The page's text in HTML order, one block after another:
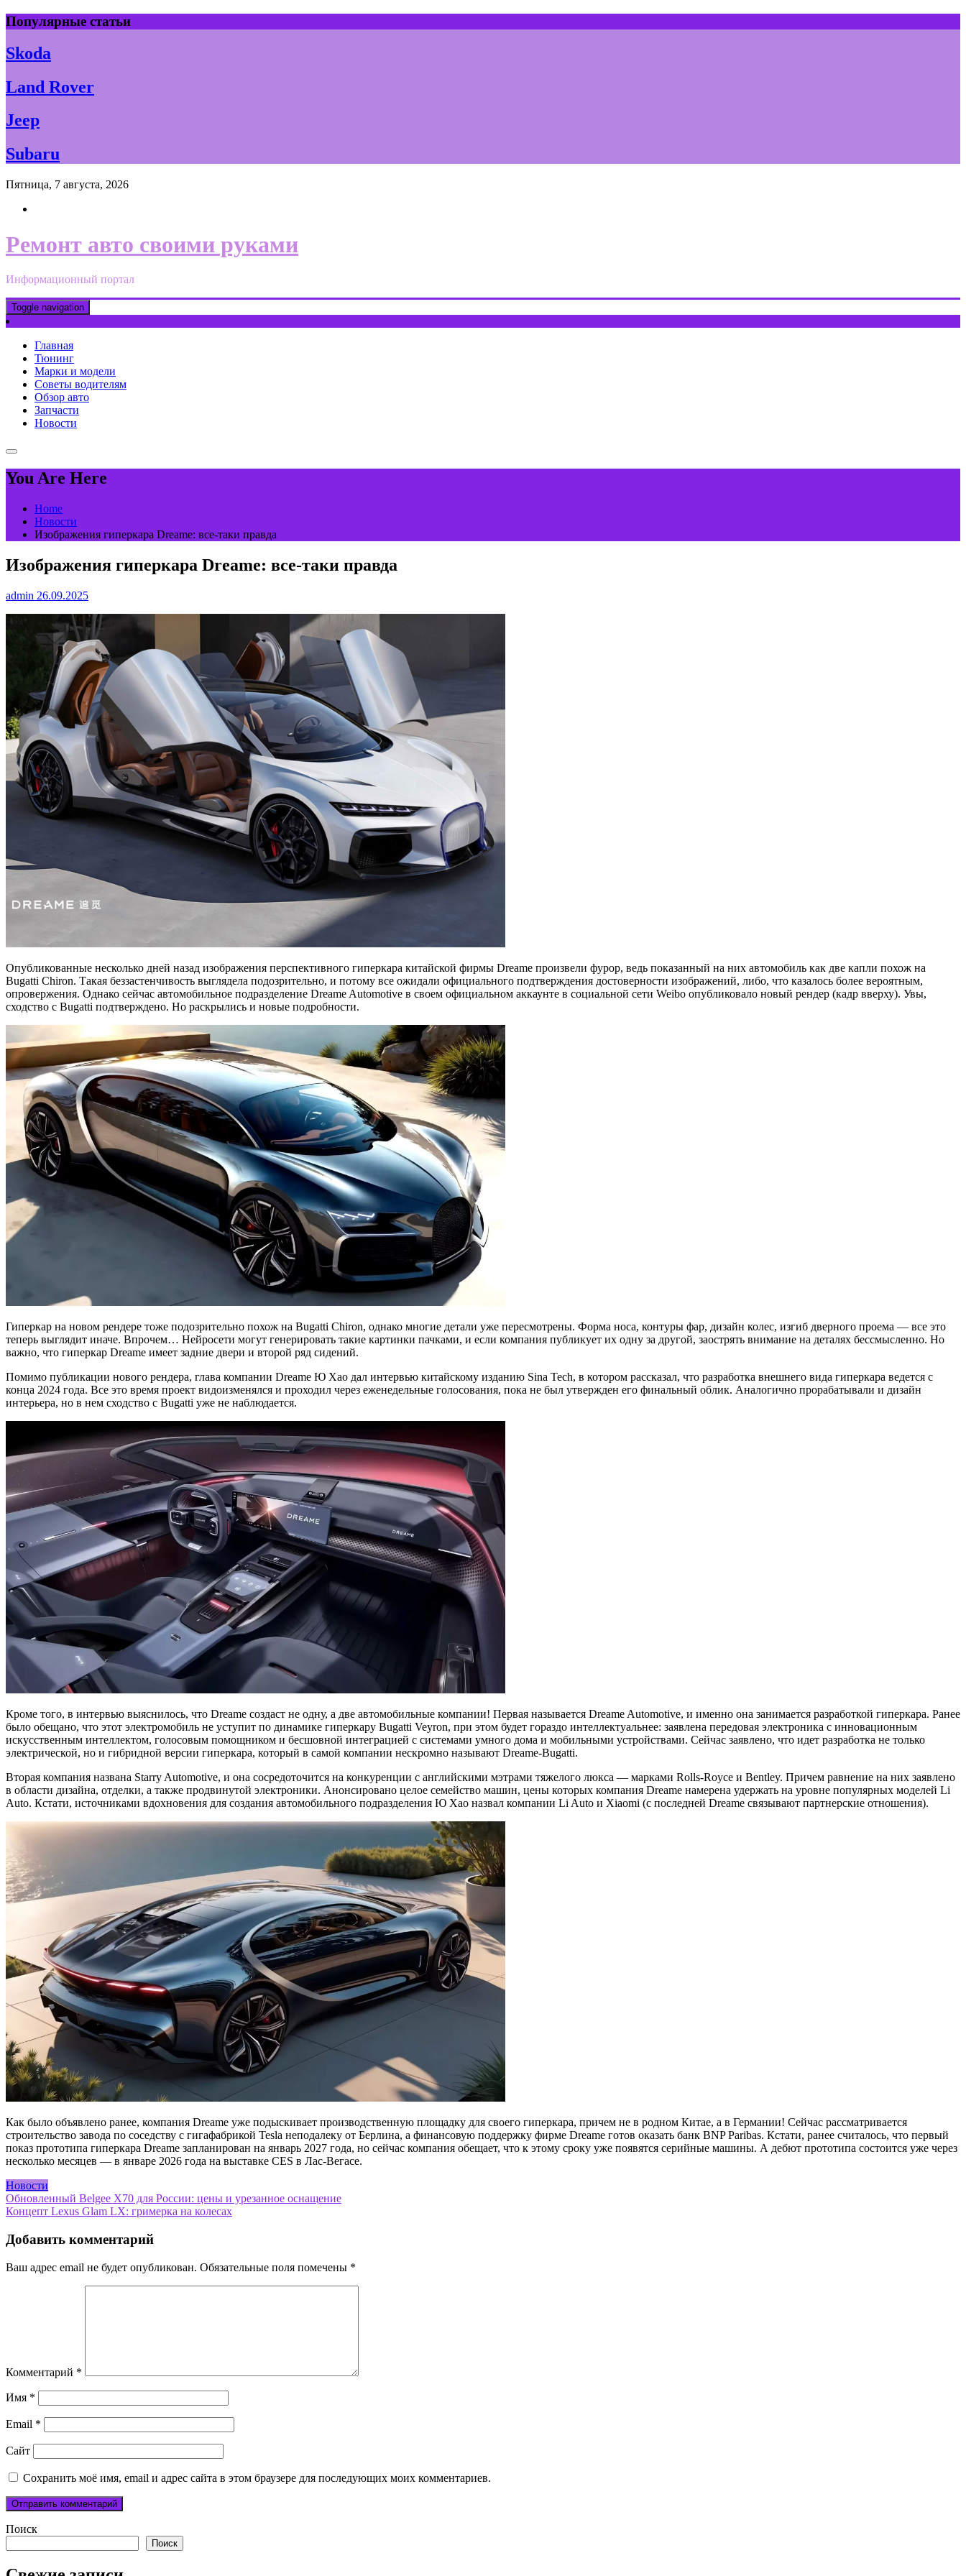
Skip
to
content
Популярные статьи
Skoda
Land Rover
Jeep
Subaru
Пятница, 7 августа, 2026
Ремонт авто своими руками
Информационный портал
Toggle navigation
Главная
Тюнинг
Марки и модели
Советы водителям
Обзор авто
Запчасти
Новости
You Are Here
Home
Новости
Изображения гиперкара Dreame: все-таки правда
Изображения гиперкара Dreame: все-таки правда
admin 26.09.2025
Опубликованные несколько дней назад изображения перспективного гиперкара китайской фирмы Dreame произвели фурор, ведь показанный на них автомобиль как две капли похож на
Bugatti Chiron. Такая беззастенчивость выглядела подозрительно, и потому все ожидали официального подтверждения достоверности изображений, либо, что казалось более вероятным,
опровержения. Однако сейчас автомобильное подразделение Dreame Automotive в своем официальном аккаунте в социальной сети Weibo опубликовало новый рендер (кадр вверху). Увы,
сходство с Bugatti подтверждено. Но раскрылись и новые подробности.
Гиперкар на новом рендере тоже подозрительно похож на Bugatti Chiron, однако многие детали уже пересмотрены. Форма носа, контуры фар, дизайн колес, изгиб дверного проема — все это
теперь выглядит иначе. Впрочем… Нейросети могут генерировать такие картинки пачками, и если компания публикует их одну за другой, заострять внимание на деталях бессмысленно. Но
важно, что гиперкар Dreame имеет задние двери и второй ряд сидений.
Помимо публикации нового рендера, глава компании Dreame Ю Хао дал интервью китайскому изданию Sina Tech, в котором рассказал, что разработка внешнего вида гиперкара ведется с
конца 2024 года. Все это время проект видоизменялся и проходил через еженедельные голосования, пока не был утвержден его финальный облик. Аналогично прорабатывали и дизайн
интерьера, но в нем сходство с Bugatti уже не наблюдается.
Кроме того, в интервью выяснилось, что Dreame создаст не одну, а две автомобильные компании! Первая называется Dreame Automotive, и именно она занимается разработкой гиперкара. Ранее
было обещано, что этот электромобиль не уступит по динамике гиперкару Bugatti Veyron, при этом будет гораздо интеллектуальнее: заявлена передовая электроника с инновационным
искусственным интеллектом, голосовым помощником и бесшовной интеграцией с системами умного дома и мобильными устройствами. Сейчас заявлено, что идет разработка не только
электрической, но и гибридной версии гиперкара, который в самой компании нескромно называют Dreame-Bugatti.
Вторая компания названа Starry Automotive, и она сосредоточится на конкуренции с английскими мэтрами тяжелого люкса — марками Rolls-Royce и Bentley. Причем равнение на них заявлено
в области дизайна, отделки, а также продвинутой электроники. Анонсировано целое семейство машин, цены которых компания Dreame намерена удержать на уровне популярных моделей Li
Auto. Кстати, источниками вдохновения для создания автомобильного подразделения Ю Хао назвал компании Li Auto и Xiaomi (с последней Dreame связывают партнерские отношения).
Как было объявлено ранее, компания Dreame уже подыскивает производственную площадку для своего гиперкара, причем не в родном Китае, а в Германии! Сейчас рассматривается
строительство завода по соседству с гигафабрикой Tesla неподалеку от Берлина, а финансовую поддержку фирме Dreame готов оказать банк BNP Paribas. Кстати, ранее считалось, что первый
показ прототипа гиперкара Dreame запланирован на январь 2027 года, но сейчас компания обещает, что к этому сроку уже появятся серийные машины. А дебют прототипа состоится уже через
несколько месяцев — в январе 2026 года на выставке CES в Лас-Вегасе.
Новости
Навигация
по
записям
Обновленный Belgee X70 для России: цены и урезанное оснащение
Концепт Lexus Glam LX: гримерка на колесах
Добавить комментарий
Ваш адрес email не будет опубликован. Обязательные поля помечены *
Комментарий *
Имя *
Email *
Сайт
Сохранить моё имя, email и адрес сайта в этом браузере для последующих моих комментариев.
Поиск
Поиск